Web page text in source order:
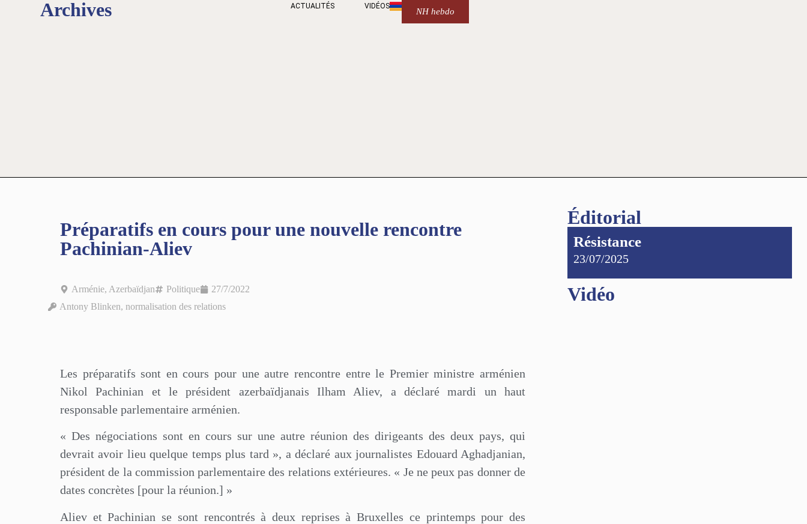
Archives ACTUALITÉS VIDÉOS
NH hebdo
Préparatifs en cours pour une nouvelle rencontre
Pachinian-Aliev
Arménie, Azerbaïdjan Politique
27/7/2022
Antony Blinken, normalisation des relations
Les préparatifs sont en cours pour une autre rencontre entre le Premier ministre arménien
Nikol Pachinian et le président azerbaïdjanais Ilham Aliev, a déclaré mardi un haut
responsable parlementaire arménien.
« Des négociations sont en cours sur une autre réunion des dirigeants des deux pays, qui
devrait avoir lieu quelque temps plus tard », a déclaré aux journalistes Edouard Aghadjanian,
président de la commission parlementaire des relations extérieures. « Je ne peux pas donner de
dates concrètes [pour la réunion.] »
Aliev et Pachinian se sont rencontrés à deux reprises à Bruxelles ce printemps pour des
Éditorial
Résistance
23/07/2025
Vidéo